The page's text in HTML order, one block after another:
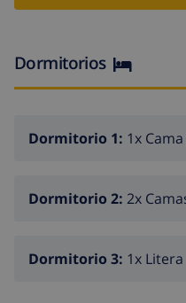
3 dormitorios
1 cuartos de baño
La decoración de Venus
práctico.
Venus dispone de vistas
encuentra en una parcela
Dormitorios
Dormitorio 1: 1x
Dormitorio 2: 2x
Dormitorio 3: 1x Litera